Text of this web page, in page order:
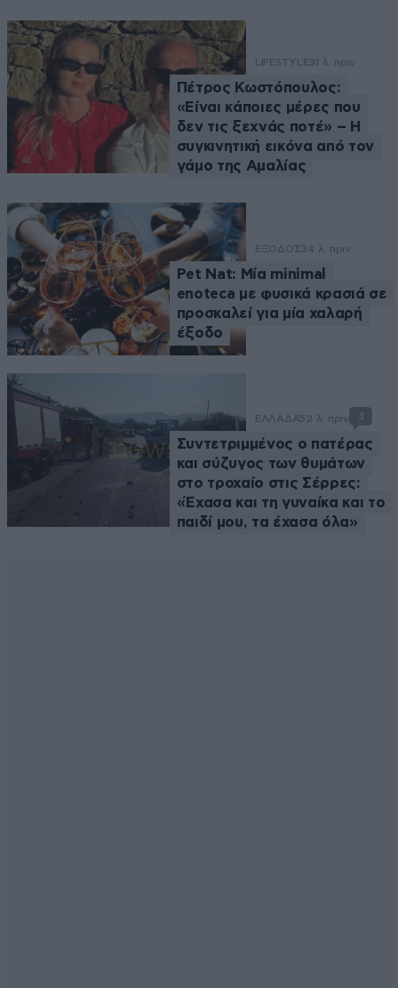
LIFESTYLE31 λ. πριν
Πέτρος Κωστόπουλος:
«Είναι κάποιες μέρες που
δεν τις ξεχνάς ποτέ» – Η
συγκινητική εικόνα από τον
γάμο της Αμαλίας
ΕΞΟΔΟΣ34 λ. πριν
Pet Nat: Μία minimal
enoteca με φυσικά κρασιά σε
προσκαλεί για μία χαλαρή
έξοδο
ΕΛΛΑΔΑ52 λ. πριν 3
Συντετριμμένος ο πατέρας
και σύζυγος των θυμάτων
στο τροχαίο στις Σέρρες:
«Έχασα και τη γυναίκα και το
παιδί μου, τα έχασα όλα»